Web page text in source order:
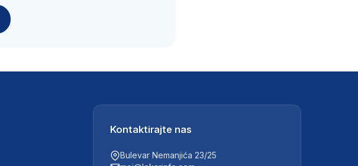
Kontaktirajte nas
Bulevar Nemanjića 23/25